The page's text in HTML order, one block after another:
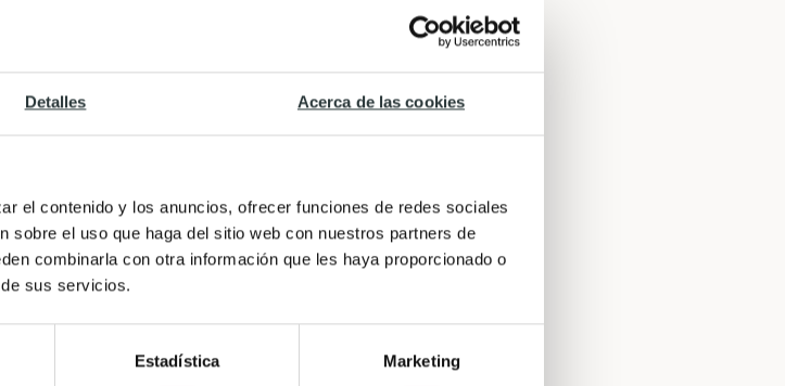
Detalles Acerca de las cookies
el contenido y los anuncios, ofrecer funciones de redes sociales
el uso que haga del sitio web con nuestros partners de
combinarla con otra información que les haya proporcionado o
sus servicios.
Estadística Marketing